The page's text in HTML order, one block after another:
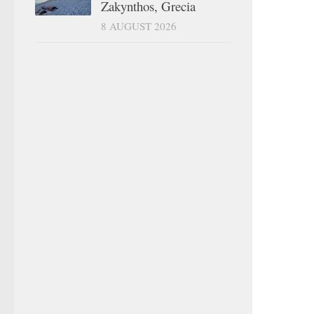
Zakynthos, Grecia
8 AUGUST 2026